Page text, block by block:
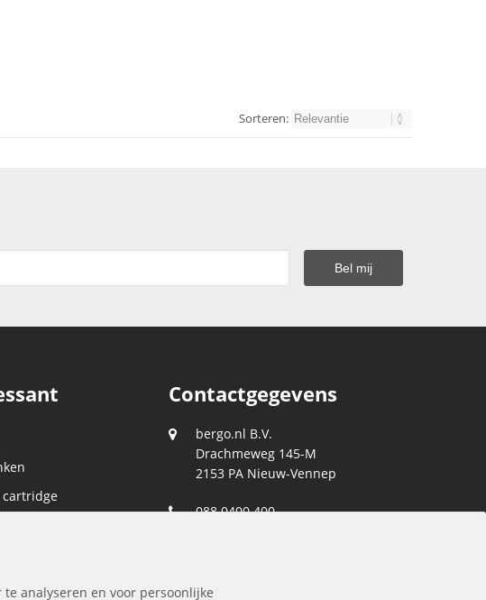
Sorteren:
Contactgegevens
bergo.nl B.V.
Drachmeweg 145-M
2153 PA Nieuw-Vennep
088 0400 400
analyseren en voor persoonlijke